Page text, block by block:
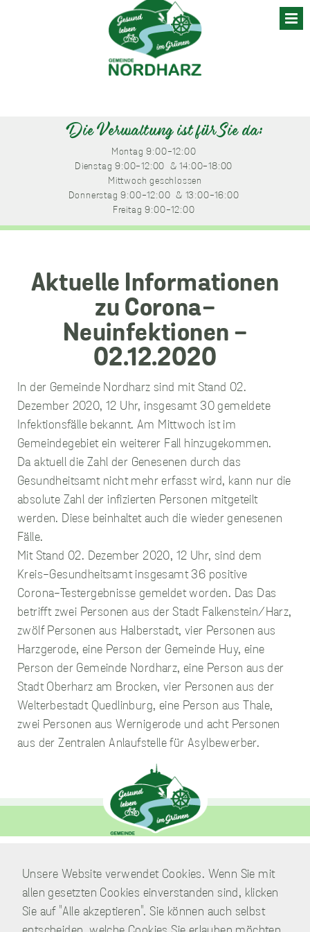
Die Verwaltung ist für Sie da:
Montag 9:00-12:00
Dienstag 9:00-12:00 & 14:00-18:00
Mittwoch geschlossen
Donnerstag 9:00-12:00 & 13:00-16:00
Freitag 9:00-12:00
In der Gemeinde Nordharz sind mit Stand 02.
Dezember 2020, 12 Uhr, insgesamt 30 gemeldete
Infektionsfälle bekannt. Am Mittwoch ist im
Gemeindegebiet ein weiterer Fall hinzugekommen.
Da aktuell die Zahl der Genesenen durch das
Gesundheitsamt nicht mehr erfasst wird, kann nur die
absolute Zahl der infizierten Personen mitgeteilt
werden. Diese beinhaltet auch die wieder genesenen
Fälle.
Mit Stand 02. Dezember 2020, 12 Uhr, sind dem
Kreis-Gesundheitsamt insgesamt 36 positive
Corona-Testergebnisse gemeldet worden. Das Das
betrifft zwei Personen aus der Stadt Falkenstein/Harz,
zwölf Personen aus Halberstadt, vier Personen aus
Harzgerode, eine Person der Gemeinde Huy, eine
Person der Gemeinde Nordharz, eine Person aus der
Stadt Oberharz am Brocken, vier Personen aus der
Welterbestadt Quedlinburg, eine Person aus Thale,
zwei Personen aus Wernigerode und acht Personen
aus der Zentralen Anlaufstelle für Asylbewerber.
Verwaltung
Am Park 7
38871 Nordharz / OT Wasserleben
Unsere Website verwendet Cookies. Wenn Sie mit
allen gesetzten Cookies einverstanden sind, klicken
Sie auf "Alle akzeptieren". Sie können auch selbst
Cookies
Diese Cookies sind
unverzichtbar,
grundlegende und
sichere
Funktionen
zur Verfügung
stellen können. Sie
eingesetzt, um
Informationen
über Sie für andere
Zwecke wie
Marketing oder
sammeln.
Performance
Cookies
Diese Cookies werden
verwendet, um
Informationen über
sowie Ihre Nutzung
unserer Website zu
sammeln, z.B. die
Seiten, die bei unseren
Besuchern beliebt
sammeln keine